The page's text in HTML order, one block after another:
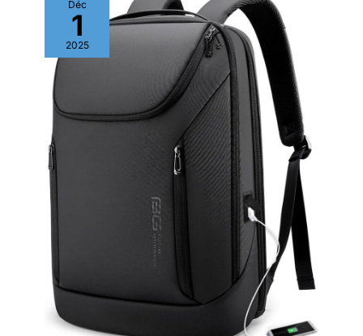
Déc
1
2025